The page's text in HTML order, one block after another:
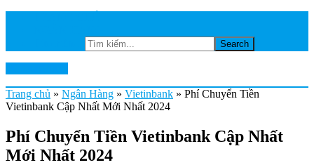
Trang chủ » Ngân Hàng » Vietinbank » Phí Chuyển Tiền
Vietinbank Cập Nhất Mới Nhất 2024
Phí Chuyển Tiền Vietinbank Cập Nhất
Mới Nhất 2024